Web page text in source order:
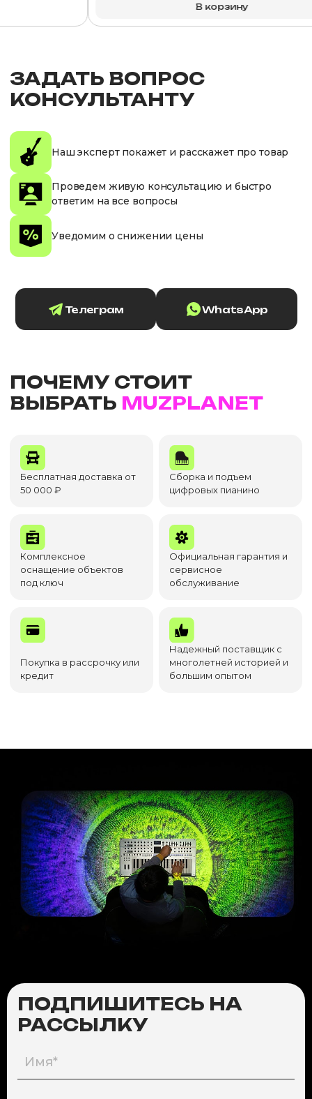
В корзину
ЗАДАТЬ ВОПРОС
КОНСУЛЬТАНТУ
Наш эксперт покажет и расскажет про товар
Проведем живую консультацию и быстро
ответим на все вопросы
Уведомим о снижении цены
Телеграм WhatsApp
ПОЧЕМУ СТОИТ
ВЫБРАТЬ MUZPLANET
Бесплатная доставка от
50 000 ₽
Сборка и подъем
цифровых пианино
Комплексное
оснащение объектов
под ключ
Официальная гарантия и
сервисное
обслуживание
Покупка в рассрочку или
кредит
Надежный поставщик с
многолетней историей и
большим опытом
ПОДПИШИТЕСЬ НА
РАССЫЛКУ